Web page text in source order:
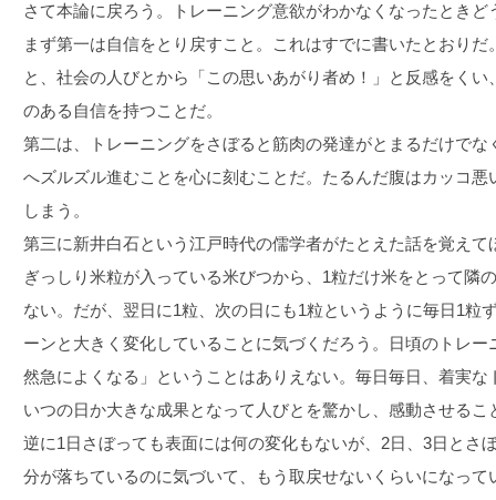
さて本論に戻ろう。トレーニング意欲がわかなくなったときど
まず第一は自信をとり戻すこと。これはすでに書いたとおり
と、社会の人びとから「この思いあがり者め！」と反感をく
のある自信を持つことだ。
第二は、トレーニングをさぼると筋肉の発達がとまるだけで
へズルズル進むことを心に刻むことだ。たるんだ腹はカッコ
しまう。
第三に新井白石という江戸時代の儒学者がたとえた話を覚えて
ぎっしり米粒が入っている米びつから、1粒だけ米をとって隣
ない。だが、翌日に1粒、次の日にも1粒というように毎日1粒
ーンと大きく変化していることに気づくだろう。日頃のトレ
然急によくなる」ということはありえない。毎日毎日、着実
いつの日か大きな成果となって人びとを驚かし、感動させるこ
逆に1日さぼっても表面には何の変化もないが、2日、3日とさ
分が落ちているのに気づいて、もう取戻せないくらいになっ